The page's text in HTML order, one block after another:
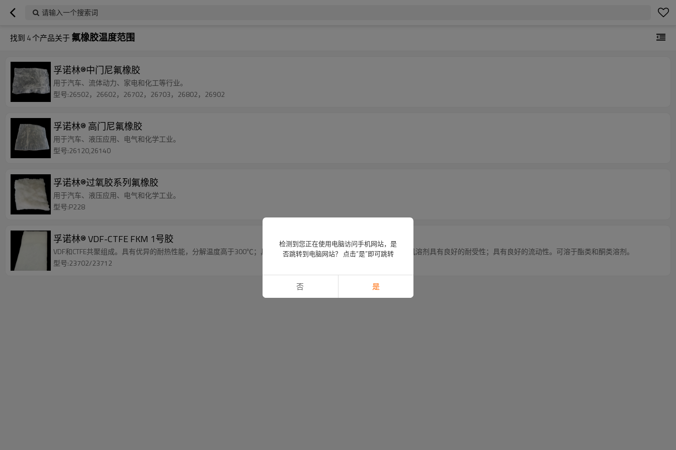
请输入一个搜索词
找到 4个产品关于氟橡胶温度范围
孚诺林®中门尼氟橡胶
用于汽车、流体动力、家电和化工等行业。
型号:26502，26602，26702，26703，26802，26902
孚诺林® 高门尼氟橡胶
用于汽车、液压应用、电气和化学工业。
型号:26120,26140
孚诺林®过氧胶系列氟橡胶
用于汽车、液压应用、电气和化学工业。
型号:P228
孚诺林® VDF-CTFE FKM 1号胶
VDF和CTFE共聚组成。具有优异的耐热性能，分解温度高于300℃；具有出色的耐化学性能，对油类、燃料及多种有机溶剂具有良好的耐受性；具有良好的流动性。可溶于酯类和酮类溶剂。
型号:23702/23712
检测到您正在使用电脑访问手机网站，是
否跳转到电脑网站？ 点击“是”即可跳转
否 是